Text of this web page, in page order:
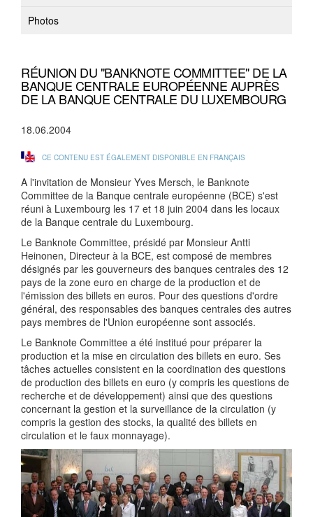
Photos
RÉUNION DU "BANKNOTE COMMITTEE" DE LA
BANQUE CENTRALE EUROPÉENNE AUPRÈS
DE LA BANQUE CENTRALE DU LUXEMBOURG
18.06.2004
CE CONTENU EST ÉGALEMENT DISPONIBLE EN FRANÇAIS
A l'invitation de Monsieur Yves Mersch, le Banknote
Committee de la Banque centrale européenne (BCE) s'est
réuni à Luxembourg les 17 et 18 juin 2004 dans les locaux
de la Banque centrale du Luxembourg.
Le Banknote Committee, présidé par Monsieur Antti
Heinonen, Directeur à la BCE, est composé de membres
désignés par les gouverneurs des banques centrales des 12
pays de la zone euro en charge de la production et de
l'émission des billets en euros. Pour des questions d'ordre
général, des responsables des banques centrales des autres
pays membres de l'Union européenne sont associés.
Le Banknote Committee a été institué pour préparer la
production et la mise en circulation des billets en euro. Ses
tâches actuelles consistent en la coordination des questions
de production des billets en euro (y compris les questions de
recherche et de développement) ainsi que des questions
concernant la gestion et la surveillance de la circulation (y
compris la gestion des stocks, la qualité des billets en
circulation et le faux monnayage).